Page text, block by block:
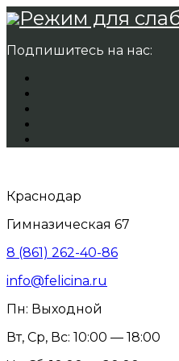
Режим для
Подпишитесь на нас:
Краснодар
Гимназическая 67
8 (861) 262-40-86
info@felicina.ru
Пн: Выходной
Вт, Ср, Вс: 10:00 — 18:00